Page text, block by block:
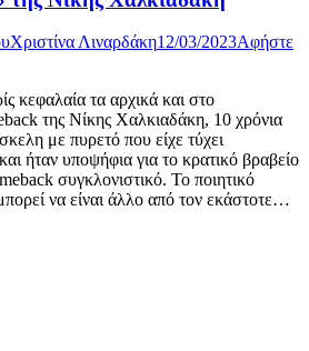
Χριστίνα Λιναρδάκη12/03/2023Αφήστε
κεφαλαία τα αρχικά και στο
της Νίκης Χαλκιαδάκη, 10 χρόνια
με πυρετό που είχε τύχει
ήταν υποψήφια για το κρατικό βραβείο
συγκλονιστικό. Το ποιητικό
να είναι άλλο από τον εκάστοτε…